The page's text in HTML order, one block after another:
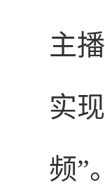
主
实
频”